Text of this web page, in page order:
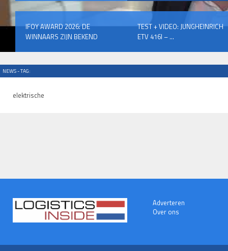
IFOY AWARD 2026: DE
WINNAARS ZIJN BEKEND
TEST + VIDEO: JUNGHEINRICH
ETV 416I – ...
NEWS - TAG:
elektrische
Adverteren
Over ons